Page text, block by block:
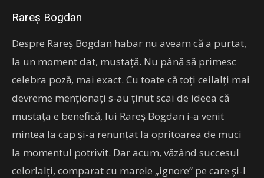
Rareș Bogdan
Despre Rareș Bogdan habar nu aveam că a purtat,
la un moment dat, mustață. Nu până să primesc
celebra poză, mai exact. Cu toate că toți ceilalți mai
devreme menționați s-au ținut scai de ideea că
mustața e benefică, lui Rareș Bogdan i-a venit
mintea la cap și-a renunțat la opritoarea de muci
la momentul potrivit. Dar acum, văzând succesul
celorlalți, comparat cu marele „ignore” pe care și-l